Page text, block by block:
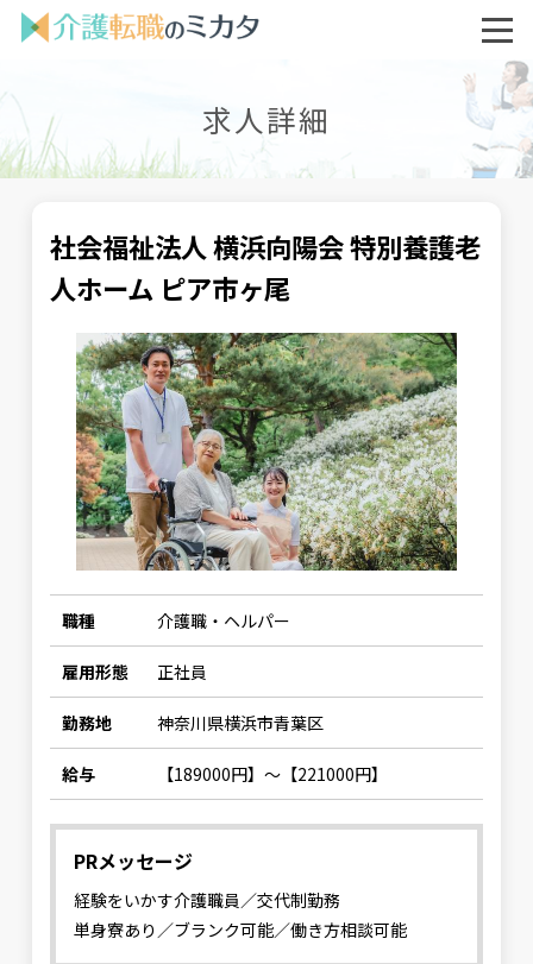
求人詳細
社会福祉法人 横浜向陽会 特別養護老
人ホーム ピア市ヶ尾
職種 介護職・ヘルパー
雇用形態 正社員
勤務地 神奈川県横浜市青葉区
給与 【189000円】〜【221000円】
PRメッセージ
経験をいかす介護職員／交代制勤務
単身寮あり／ブランク可能／働き方相談可能